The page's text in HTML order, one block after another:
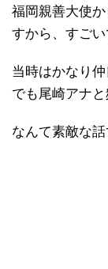
福岡親善大使
すから、すごい
当時はかなり
でも尾崎アナ
なんて素敵な話